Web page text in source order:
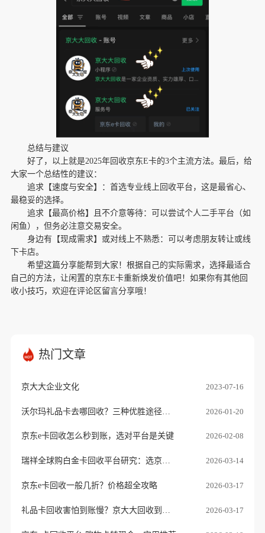
总结与建议
好了，以上就是2025年回收京东E卡的3个主流方法。最后，给
大家一个总结性的建议：
追求【速度与安全】：首选专业线上回收平台，这是最省心、
最稳妥的选择。
追求【最高价格】且不介意等待：可以尝试个人二手平台（如
闲鱼），但务必注意交易安全。
身边有【现成需求】或对线上不熟悉：可以考虑朋友转让或线
下卡店。
希望这篇分享能帮到大家！根据自己的实际需求，选择最适合
自己的方法，让闲置的京东E卡重新焕发价值吧！如果你有其他回
收小技巧，欢迎在评论区留言分享哦！
热门文章
京大大企业文化 2023-07-16
沃尔玛礼品卡去哪回收？三种优胜途径推荐 2026-01-20
京东e卡回收怎么秒到账，选对平台是关键 2026-02-08
瑞祥全球购白金卡回收平台研究：选京大大正规老品牌 2026-03-14
京东e卡回收一般几折？价格超全攻略 2026-03-17
2026-03-17